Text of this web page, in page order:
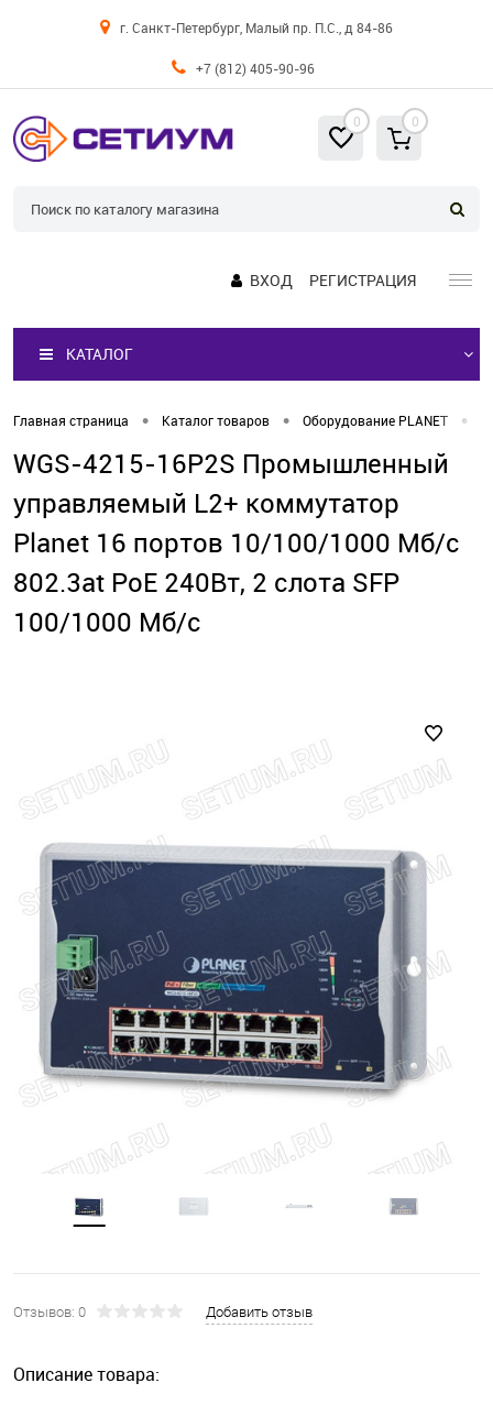
г. Санкт-Петербург, Малый пр. П.С., д 84-86
+7 (812) 405-90-96
0 0
ВХОД РЕГИСТРАЦИЯ
КАТАЛОГ
Главная страница • Каталог товаров • Оборудование PLANET •
WGS-4215-16P2S Промышленный
управляемый L2+ коммутатор
Planet 16 портов 10/100/1000 Мб/с
802.3at PoE 240Вт, 2 слота SFP
100/1000 Мб/с
Отзывов: 0 Добавить отзыв
Описание товара: